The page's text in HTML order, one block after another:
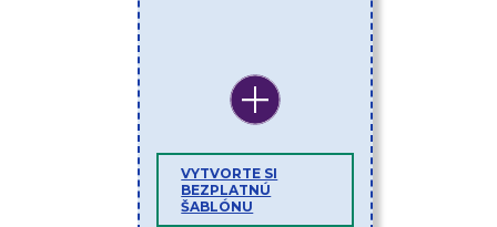
VYTVORTE SI
BEZPLATNÚ
ŠABLÓNU